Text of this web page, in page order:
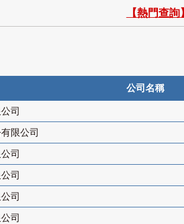
【熱門查
公司名稱
司
限公司
司
司
司
司